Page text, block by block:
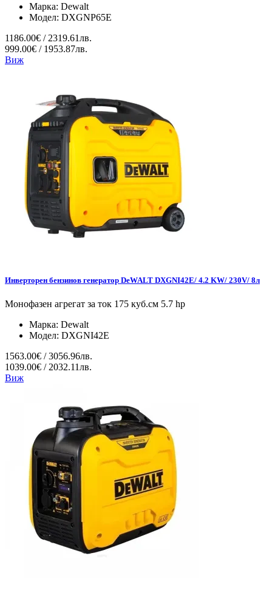
Марка: Dewalt
Модел: DXGNP65E
1186.00€ / 2319.61лв.
999.00€ / 1953.87лв.
Виж
Инверторен бензинов генератор DeWALT DXGNI42E/ 4.2 KW/ 230V/ 8л
Монофазен агрегат за ток 175 куб.см 5.7 hp
Марка: Dewalt
Модел: DXGNI42E
1563.00€ / 3056.96лв.
1039.00€ / 2032.11лв.
Виж